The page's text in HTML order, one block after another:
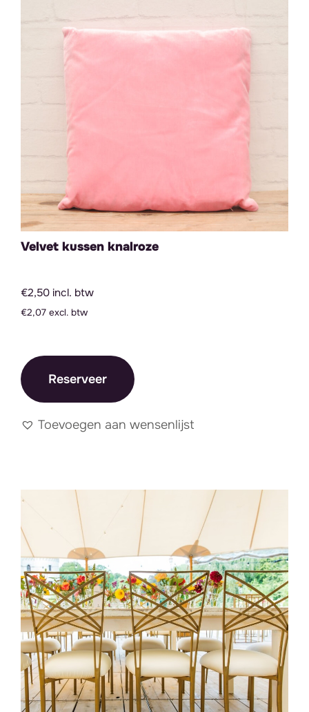
Velvet kussen knalroze
€2,50 incl. btw
€2,07 excl. btw
Reserveer
Toevoegen aan wensenlijst